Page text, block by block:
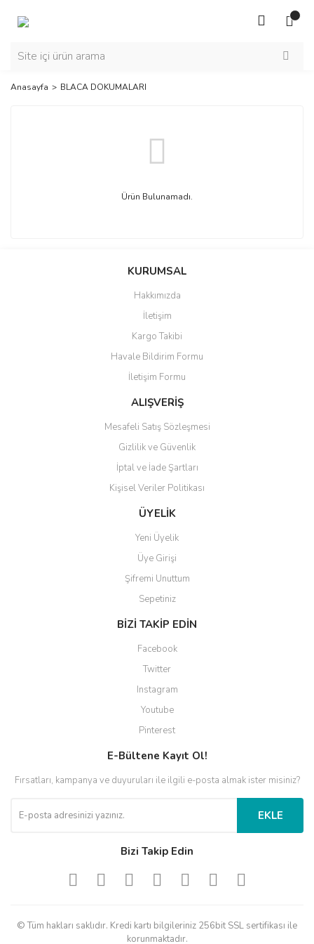
Anasayfa BLACA DOKUMALARI
Ürün Bulunamadı.
KURUMSAL
Hakkımızda
İletişim
Kargo Takibi
Havale Bildirim Formu
İletişim Formu
ALIŞVERİŞ
Mesafeli Satış Sözleşmesi
Gizlilik ve Güvenlik
İptal ve İade Şartları
Kişisel Veriler Politikası
ÜYELİK
Yeni Üyelik
Üye Girişi
Şifremi Unuttum
Sepetiniz
BİZİ TAKİP EDİN
Facebook
Twitter
Instagram
Youtube
Pinterest
E-Bültene Kayıt Ol!
Fırsatları, kampanya ve duyuruları ile ilgili e-posta almak ister misiniz?
EKLE
Bizi Takip Edin
© Tüm hakları saklıdır. Kredi kartı bilgileriniz 256bit SSL sertifikası ile
korunmaktadır.